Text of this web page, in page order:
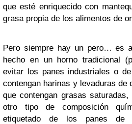
que esté enriquecido con
grasa propia de los alimentos de
Pero siempre hay un pero… es
hecho en un horno tradicional
evitar los panes industriales o
contengan harinas y levaduras de
que contengan grasas
otro tipo de composición
etiquetado de los panes de